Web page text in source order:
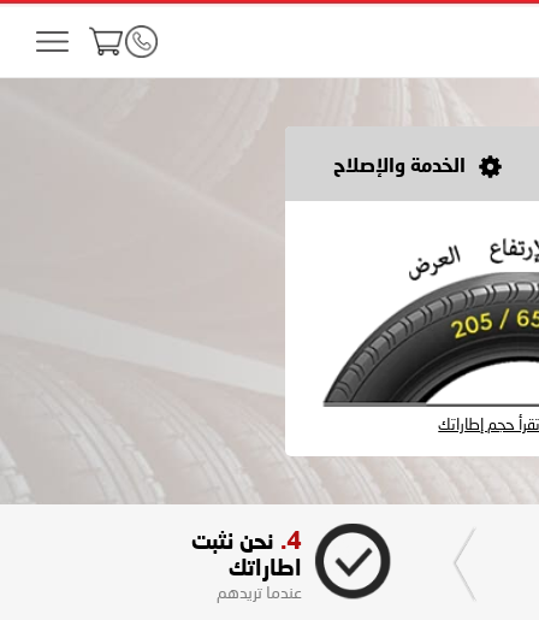
الخدمة والإصلاح
حجم إطاراتك
4. نحن نثبت
اطاراتك
عندما تريدهم